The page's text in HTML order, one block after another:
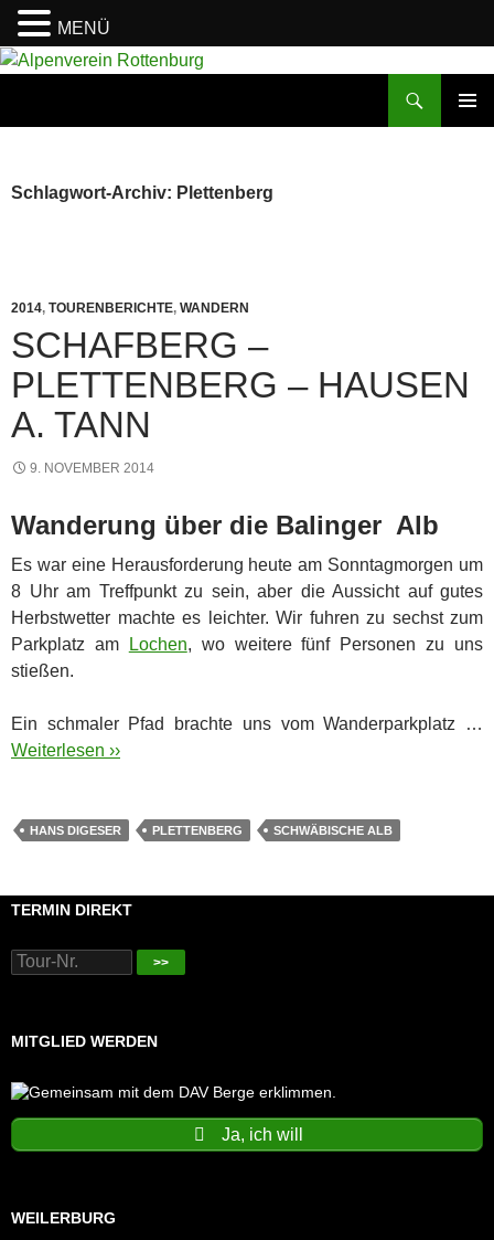
Zum
Schlagwort-Archiv: Plettenberg
2014, TOURENBERICHTE, WANDERN
SCHAFBERG –
PLETTENBERG – HAUSEN
A. TANN
9. NOVEMBER 2014
Wanderung über die Balinger Alb
Es war eine Herausforderung heute am Sonntagmorgen um
8 Uhr am Treffpunkt zu sein, aber die Aussicht auf gutes
Herbstwetter machte es leichter. Wir fuhren zu sechst zum
Parkplatz am
Lochen, wo weitere fünf Personen zu uns
stießen.
Ein schmaler Pfad brachte uns vom Wanderparkplatz …
Weiterlesen ››
HANS DIGESER PLETTENBERG SCHWÄBISCHE ALB
TERMIN DIREKT
>>
MITGLIED WERDEN
Ja, ich will
WEILERBURG
MENÜ